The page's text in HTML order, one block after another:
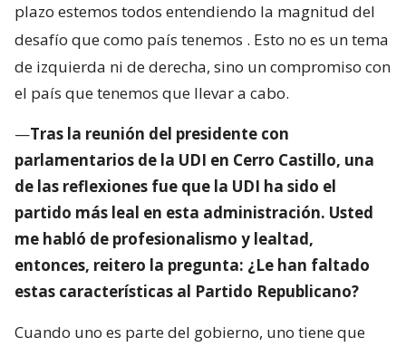
plazo estemos todos entendiendo la magnitud del
desafío que como país tenemos . Esto no es un tema
de izquierda ni de derecha, sino un compromiso con
el país que tenemos que llevar a cabo.
—Tras la reunión del presidente con
parlamentarios de la UDI en Cerro Castillo, una
de las reflexiones fue que la UDI ha sido el
partido más leal en esta administración. Usted
me habló de profesionalismo y lealtad,
entonces, reitero la pregunta: ¿Le han faltado
estas características al Partido Republicano?
Cuando uno es parte del gobierno, uno tiene que